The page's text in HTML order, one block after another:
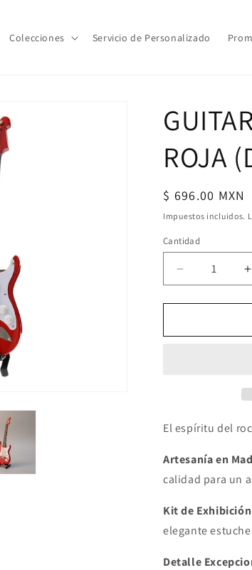
Colecciones Servicio de Personalizado
ROJA
Precio
habitual
$ 696.00 MXN
Impuestos incluidos.
Cantidad
Cantidad
Reducir
cantidad
para
ELECTRICA
El espíritu del
Artesanía en
calidad para un
Kit de
elegante
Detalle